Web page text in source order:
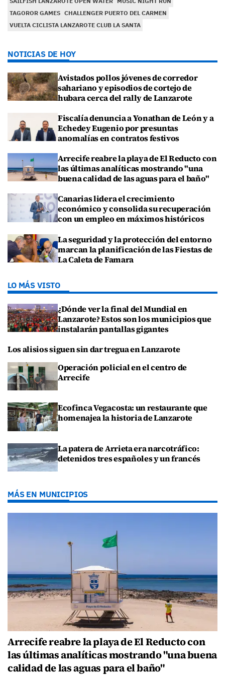
TAGOROR GAMES CHALLENGER PUERTO DEL CARMEN
VUELTA CICLISTA LANZAROTE CLUB LA SANTA
NOTICIAS DE HOY
Avistados pollos jóvenes de corredor
sahariano y episodios de cortejo de
hubara cerca del rally de Lanzarote
Fiscalía denuncia a Yonathan de León y a
Echedey Eugenio por presuntas
anomalías en contratos festivos
Arrecife reabre la playa de El Reducto con
las últimas analíticas mostrando "una
buena calidad de las aguas para el baño"
Canarias lidera el crecimiento
económico y consolida su recuperación
con un empleo en máximos históricos
La seguridad y la protección del entorno
marcan la planificación de las Fiestas de
La Caleta de Famara
LO MÁS VISTO
¿Dónde ver la final del Mundial en
Lanzarote? Estos son los municipios que
instalarán pantallas gigantes
Los alisios siguen sin dar tregua en Lanzarote
Operación policial en el centro de
Arrecife
Ecofinca Vegacosta: un restaurante que
homenajea la historia de Lanzarote
La patera de Arrieta era narcotráfico:
detenidos tres españoles y un francés
MÁS EN MUNICIPIOS
Arrecife reabre la playa de El Reducto con
las últimas analíticas mostrando "una buena
calidad de las aguas para el baño"